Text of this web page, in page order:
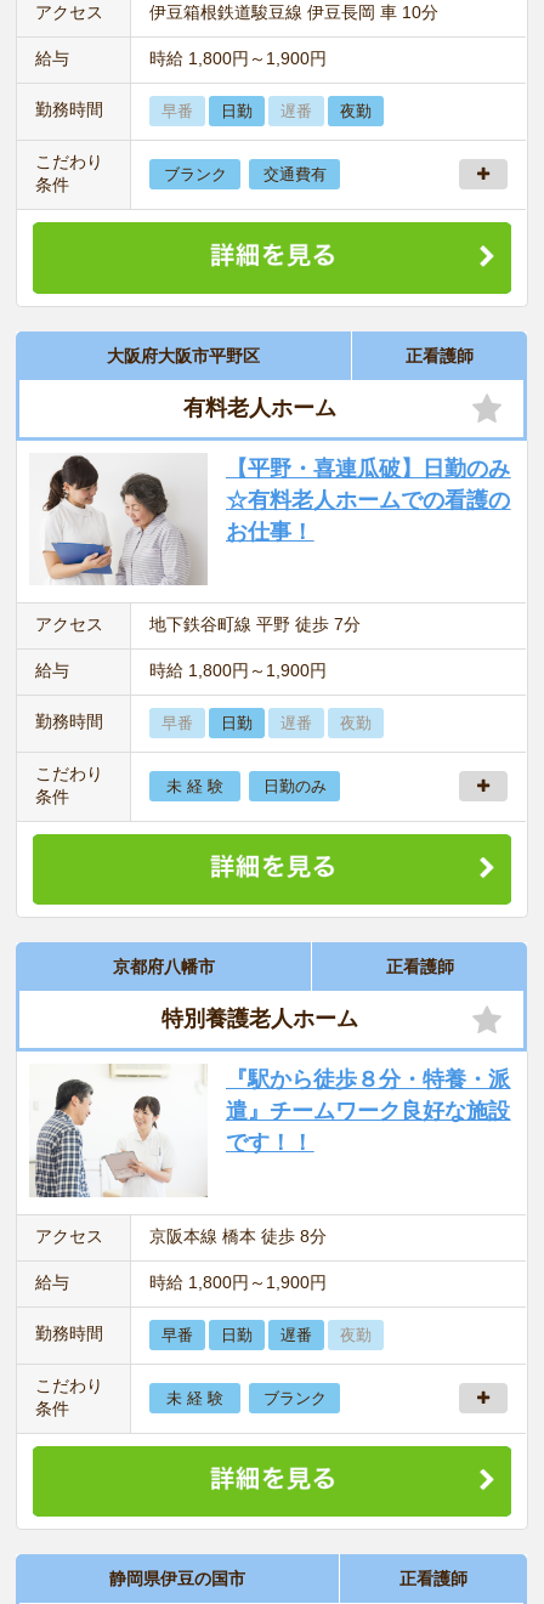
アクセス 伊豆箱根鉄道駿豆線 伊豆長岡 車 10分
給与 時給 1,800円～1,900円
勤務時間 早番 日勤 遅番 夜勤
こだわり
条件
ブランク 交通費有
大阪府大阪市平野区 正看護師
有料老人ホーム
【平野・喜連瓜破】日勤のみ
☆有料老人ホームでの看護の
お仕事！
アクセス 地下鉄谷町線 平野 徒歩 7分
給与 時給 1,800円～1,900円
勤務時間 早番 日勤 遅番 夜勤
こだわり
条件
未 経 験 日勤のみ
京都府八幡市 正看護師
特別養護老人ホーム
『駅から徒歩８分・特養・派
遣』チームワーク良好な施設
です！！
アクセス 京阪本線 橋本 徒歩 8分
給与 時給 1,800円～1,900円
勤務時間 早番 日勤 遅番 夜勤
こだわり
条件
未 経 験 ブランク
静岡県伊豆の国市 正看護師